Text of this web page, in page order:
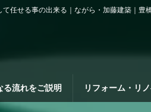
任せる事の出来る｜ながら・加藤建築｜豊
る流れをご説明 リフォーム・リ